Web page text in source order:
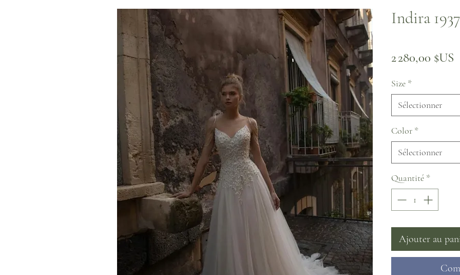
Indira
2 280,00 $US
Size *
Sélectionner
Color *
Sélectionner
Quantité *
Ajouter au